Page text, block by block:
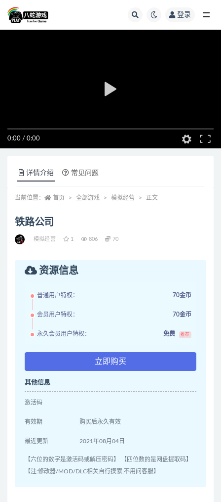
登录
0:00 / 0:00
详情介绍 常见问题
当前位置： 首页 全部游戏 模拟经营 正文
铁路公司
模拟经营 1 806 70
资源信息
普通用户特权： 70金币
会员用户特权： 70金币
永久会员用户特权： 免费 推荐
立即购买
其他信息
激活码
有效期 购买后永久有效
最近更新 2021年08月04日
【六位的数字是激活码或解压密码】 【四位数的是网盘提取码】
【注:修改器/MOD/DLC相关自行摸索,不用问客服】